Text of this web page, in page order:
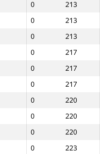
0
213
0
213
0
213
0
217
0
217
0
217
0
220
0
220
0
220
0
223
0
213
0
213
0
213
0
217
0
217
0
217
0
220
0
220
0
220
0
223